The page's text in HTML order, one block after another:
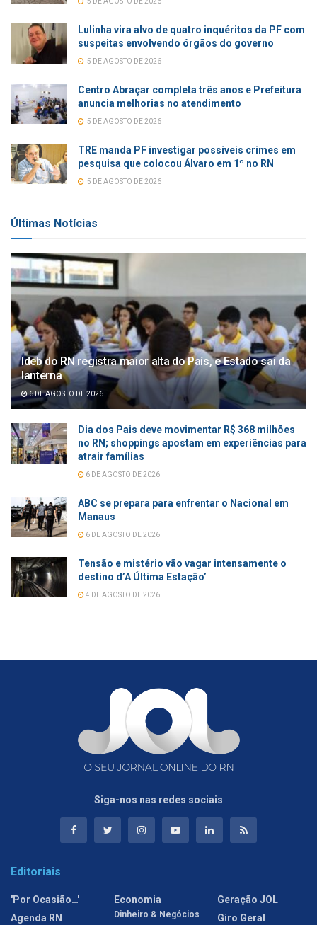
Lulinha vira alvo de quatro inquéritos da PF com
suspeitas envolvendo órgãos do governo
5 DE AGOSTO DE 2026
Centro Abraçar completa três anos e Prefeitura
anuncia melhorias no atendimento
5 DE AGOSTO DE 2026
TRE manda PF investigar possíveis crimes em
pesquisa que colocou Álvaro em 1º no RN
5 DE AGOSTO DE 2026
Últimas Notícias
Ideb do RN registra maior alta do País, e Estado sai da
lanterna
6 DE AGOSTO DE 2026
Dia dos Pais deve movimentar R$ 368 milhões
no RN; shoppings apostam em experiências para
atrair famílias
6 DE AGOSTO DE 2026
ABC se prepara para enfrentar o Nacional em
Manaus
6 DE AGOSTO DE 2026
Tensão e mistério vão vagar intensamente o
destino d’A Última Estação’
4 DE AGOSTO DE 2026
Siga-nos nas redes sociais
Editoriais
'Por Ocasião…'
Agenda RN
Economia
Dinheiro & Negócios
Geração JOL
Giro Geral